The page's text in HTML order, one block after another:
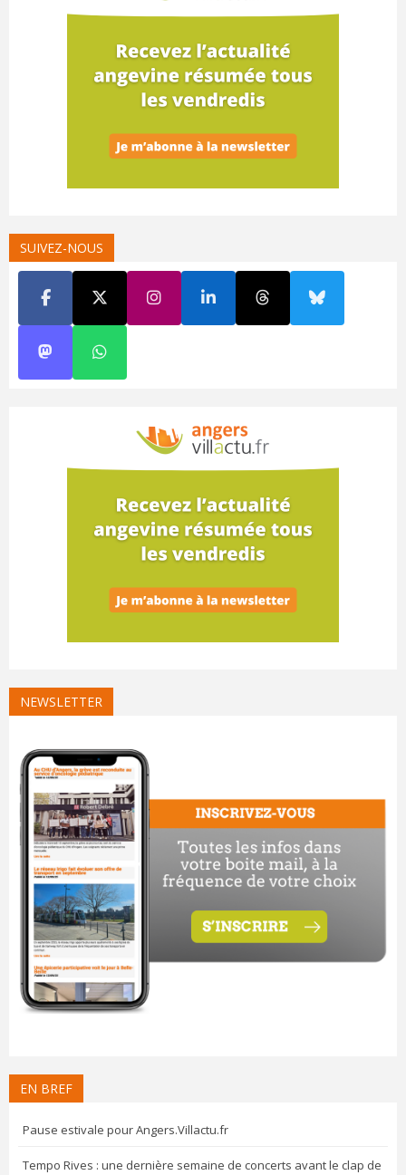
SUIVEZ-NOUS
NEWSLETTER
EN BREF
Pause estivale pour Angers.Villactu.fr
Tempo Rives : une dernière semaine de concerts avant le clap de